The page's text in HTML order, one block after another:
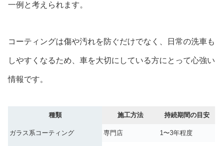
一例と考えられます。
コーティングは傷や汚れを防ぐだけでなく、日常の洗車も
しやすくなるため、車を大切にしている方にとって心強い
情報です。
種類 施工方法 持続期間の目安
ガラス系コーティング 専門店 1〜3年程度